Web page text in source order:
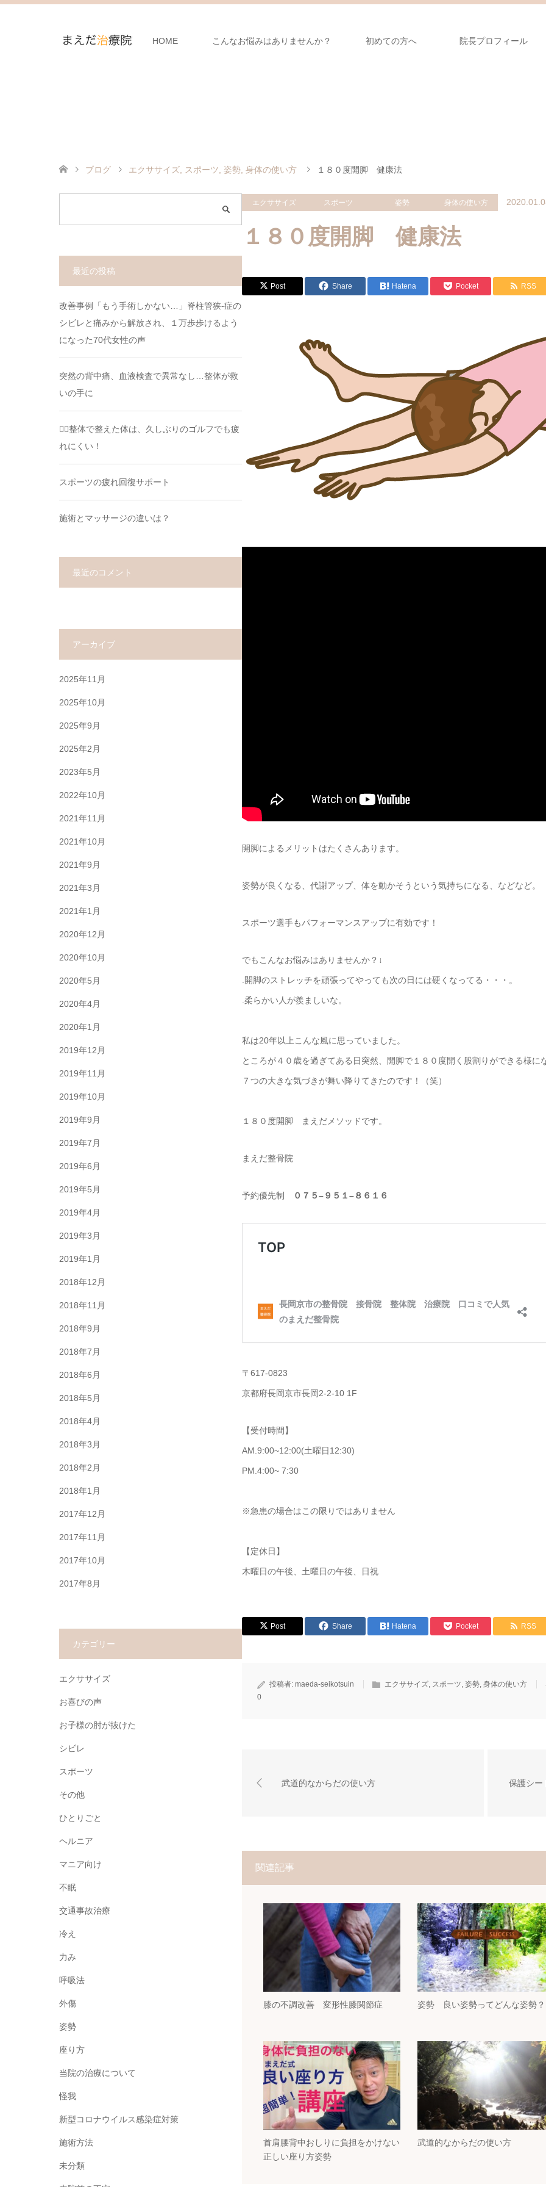
HOME こんなお悩みはありませんか？ 初めての方へ 院長プロフィール
ブログ エクササイズ スポーツ 姿勢 身体の使い方 １８０度開脚 健康法
エクササイズ スポーツ 姿勢 身体の使い方
１８０度開脚 健康法
Post Share Hatena Pocket RSS
開脚によるメリットはたくさんあります。
姿勢が良くなる、代謝アップ、体を動かそうという気持ちになる、などなど。
スポーツ選手もパフォーマンスアップに有効です！
でもこんなお悩みはありませんか？↓
.開脚のストレッチを頑張ってやっても次の日には硬くなってる・・・。
.柔らかい人が羨ましいな。
私は20年以上こんな風に思っていました。
ところが４０歳を過ぎてある日突然、開脚で１８０度開く股割りができる様に
７つの大きな気づきが舞い降りてきたのです！（笑）
１８０度開脚 まえだメソッドです。
まえだ整骨院
予約優先制 ０７５–９５１–８６１６
〒617-0823
京都府長岡京市長岡2-2-10 1F
【受付時間】
AM.9:00~12:00(土曜日12:30)
PM.4:00~ 7:30
※急患の場合はこの限りではありません
【定休日】
木曜日の午後、土曜日の午後、日祝
Post Share Hatena Pocket RSS
投稿者: maeda-seikotsuin エクササイズ, スポーツ, 姿勢, 身体の使い方
0
武道的なからだの使い方 保護シー
関連記事
膝の不調改善 変形性膝関節症 姿勢 良い姿勢ってどんな姿勢？
首肩腰背中おしりに負担をかけない
正しい座り方姿勢
武道的なからだの使い方
最近の投稿
改善事例「もう手術しかない…」脊柱管狭-症の
シビレと痛みから解放され、１万歩歩けるよう
になった70代女性の声
突然の背中痛、血液検査で異常なし…整体が救
いの手に
🏌️‍♂️整体で整えた体は、久しぶりのゴルフでも疲
れにくい！
スポーツの疲れ回復サポート
施術とマッサージの違いは？
最近のコメント
アーカイブ
2025年11月
2025年10月
2025年9月
2025年2月
2023年5月
2022年10月
2021年11月
2021年10月
2021年9月
2021年3月
2021年1月
2020年12月
2020年10月
2020年5月
2020年4月
2020年1月
2019年12月
2019年11月
2019年10月
2019年9月
2019年7月
2019年6月
2019年5月
2019年4月
2019年3月
2019年1月
2018年12月
2018年11月
2018年9月
2018年7月
2018年6月
2018年5月
2018年4月
2018年3月
2018年2月
2018年1月
2017年12月
2017年11月
2017年10月
2017年8月
カテゴリー
エクササイズ
お喜びの声
お子様の肘が抜けた
シビレ
スポーツ
その他
ひとりごと
ヘルニア
マニア向け
不眠
交通事故治療
冷え
力み
呼吸法
外傷
姿勢
座り方
当院の治療について
怪我
新型コロナウイルス感染症対策
施術方法
未分類